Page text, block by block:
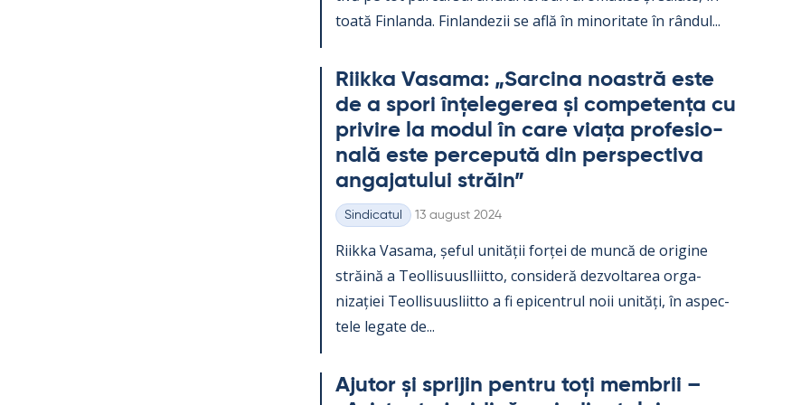
toată Fin­landa. Fin­lan­dezii se află în mi­no­ri­tate în rân­dul...
Riikka Va­sama: „Sarcina noa­stră este
de a spori înțe­le­ge­rea și com­pe­tența cu
pri­vire la mo­dul în care viața pro­fe­sio­
nală este perce­pută din pers­pec­tiva
an­ga­ja­tu­lui străin”
Categorii
Sindicatul Kirjoitettu
13 august 2024
Riikka Va­sama, șe­ful unității forței de muncă de ori­gine
străină a Teol­li­suusl­liitto, con­si­deră dez­vol­ta­rea or­ga­
nizației Teol­li­suus­liitto a fi epicent­rul noii unități, în as­pec­
tele le­gate de...
Aju­tor și spri­jin pentru toți mem­brii –